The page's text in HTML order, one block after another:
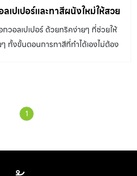
ารั้วเหล็กอย่างง่ายๆ มีดังนี้ ขั้นตอน
ษทรายขัด เหล็กหรือแปรงลวดขัด
ห้มากที่สุด จากนั้น ทำความสะอาดพื้น
มัน ฝุ่น และสิ่งสกปรกต่างๆ 2.ใช้
เปเปอร์และทาสีผนังใหม่ให้สวย
วอลเปเปอร์ ด้วยทริคง่ายๆ ที่ช่วยให้
ๆ ทั้งขั้นตอนการทาสีที่ทำได้เองไม่ต้อง
1